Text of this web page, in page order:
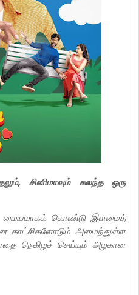
சினிமாவும் கலந்த ஒரு
மையமாகக் கொண்டு இளமைத்
காட்சிகளோடும் அமைந்துள்ள
நெகிழச் செய்யும் அழகான